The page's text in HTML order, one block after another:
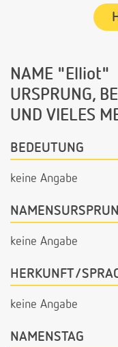
NAME "Elliot"
URSPRUNG,
UND VIELES
BEDEUTUNG
keine Angabe
keine Angabe
HERKUNFT/
keine Angabe
NAMENSTAG